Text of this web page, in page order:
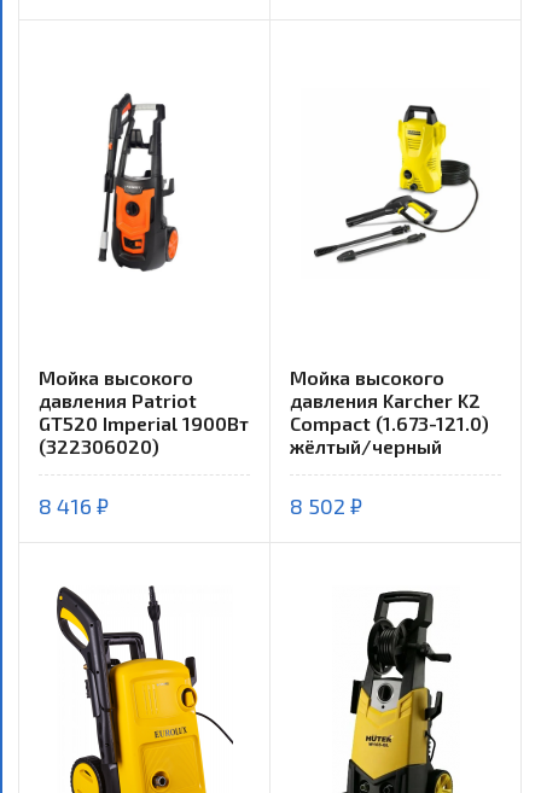
Мойка высокого
давления Patriot
GT520 Imperial 1900Вт
(322306020)
8 416 ₽
Мойка высокого
давления Karcher K2
Compact (1.673-121.0)
жёлтый/черный
8 502 ₽